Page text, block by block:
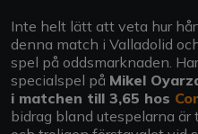
Inte helt lätt att veta hur
denna match i Valladolid
spel på oddsmarknaden.
specialspel på Mikel
i matchen till 3,65 hos
bidrag bland utespelarna är